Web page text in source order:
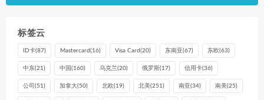
标签云
ID卡(87) Mastercard (16) Visa Card (20) 东南亚(67) 东欧(63)
中东(21) 中国 (160) 乌克兰(20) 俄罗斯(17) 信用卡(36)
公司 (51) 加拿大(50) 北欧(19) 北美(251) 南亚(34) 南美(25)